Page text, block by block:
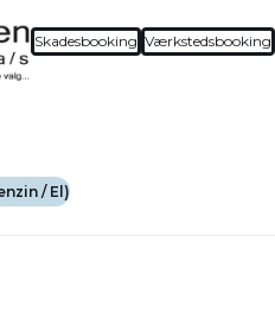
Skadesbooking Værkstedsbooking
/ El)